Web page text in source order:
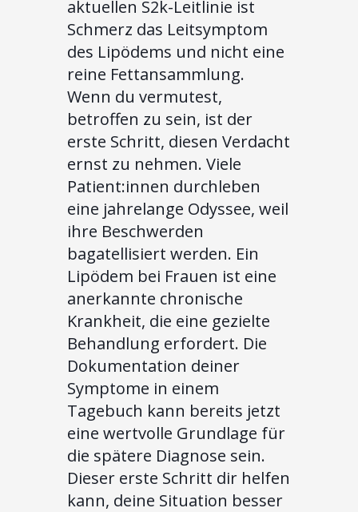
aktuellen S2k-Leitlinie ist
Schmerz das Leitsymptom
des Lipödems und nicht eine
reine Fettansammlung.
Wenn du vermutest,
betroffen zu sein, ist der
erste Schritt, diesen Verdacht
ernst zu nehmen. Viele
Patient:innen durchleben
eine jahrelange Odyssee, weil
ihre Beschwerden
bagatellisiert werden. Ein
Lipödem bei Frauen ist eine
anerkannte chronische
Krankheit, die eine gezielte
Behandlung erfordert. Die
Dokumentation deiner
Symptome in einem
Tagebuch kann bereits jetzt
eine wertvolle Grundlage für
die spätere Diagnose sein.
Dieser erste Schritt dir helfen
kann, deine Situation besser